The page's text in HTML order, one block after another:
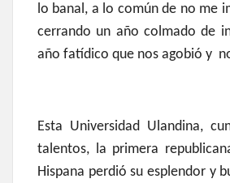
lo banal, a lo común de no me
cerrando un año colmado de
año fatídico que nos agobió y
Esta Universidad Ulandina,
talentos, la primera
Hispana perdió su esplendor y